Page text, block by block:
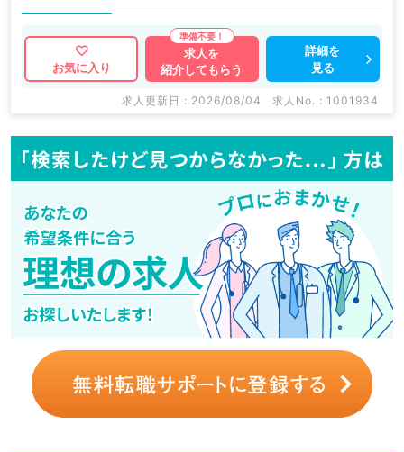
お気に入り
求人を
紹介してもらう
詳細を
見る
求人更新日 : 2026/08/04 求人No. : 1001934